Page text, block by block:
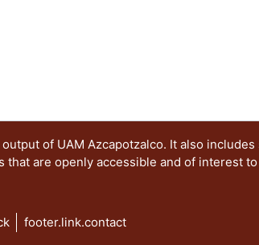
of UAM Azcapotzalco. It also includes
are openly accessible and of interest
footer.link.contact